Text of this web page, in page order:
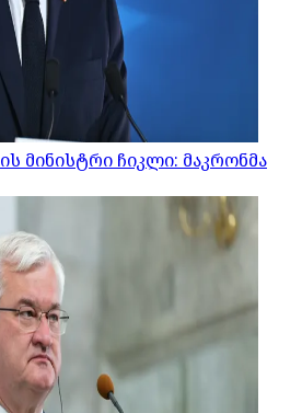
მინისტრი ჩიკლი: მაკრონმა